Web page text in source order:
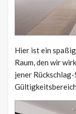
Hier ist ein
Raum, den wir
jener